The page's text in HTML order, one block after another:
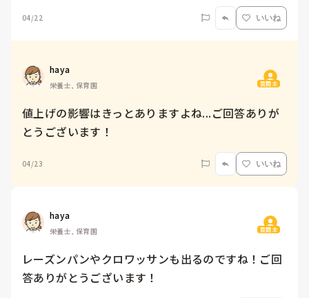
04/22 いいね
haya
栄養士, 保育園 質問主
値上げの影響はきっとありますよね...ご回答ありが
とうございます！
04/23 いいね
haya
栄養士, 保育園 質問主
レーズンパンやクロワッサンも出るのですね！ご回
答ありがとうございます！